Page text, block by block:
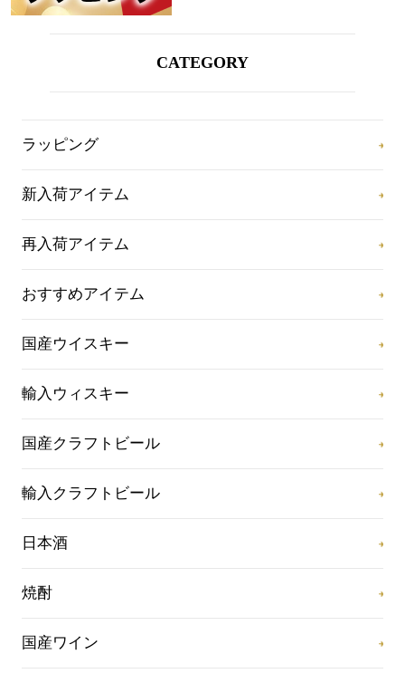
CATEGORY
ラッピング
新入荷アイテム
再入荷アイテム
おすすめアイテム
国産ウイスキー
輸入ウィスキー
国産クラフトビール
輸入クラフトビール
日本酒
焼酎
国産ワイン